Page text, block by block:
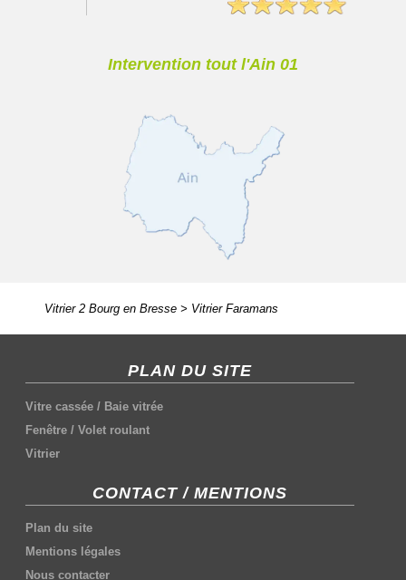
Intervention tout l'Ain 01
Vitrier 2 Bourg en Bresse> Vitrier Faramans
PLAN DU SITE
Vitre cassée / Baie vitrée
Fenêtre /Volet roulant
Vitrier
CONTACT / MENTIONS
Plan du site
Mentions légales
Nous contacter